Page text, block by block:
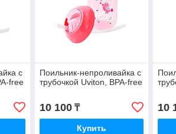
с
free
Поильник-непроливайка с
трубочкой Uviton, BPA-free
10 100₸
Купить
10